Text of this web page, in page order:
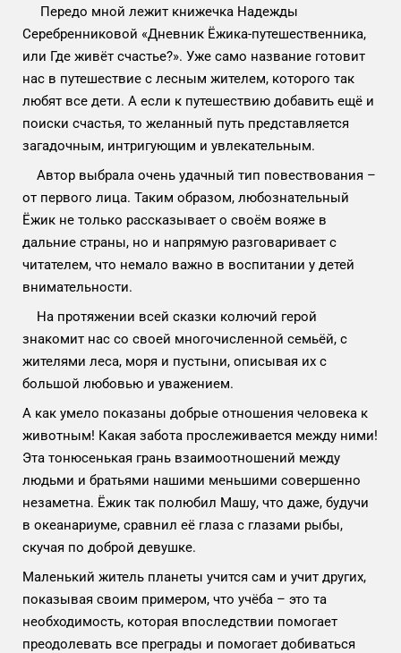
Передо мной лежит книжечка Надежды
Серебренниковой «Дневник Ёжика-путешественника,
или Где живёт счастье?». Уже само название готовит
нас в путешествие с лесным жителем, которого так
любят все дети. А если к путешествию добавить ещё и
поиски счастья, то желанный путь представляется
загадочным, интригующим и увлекательным.
Автор выбрала очень удачный тип повествования –
от первого лица. Таким образом, любознательный
Ёжик не только рассказывает о своём вояже в
дальние страны, но и напрямую разговаривает с
читателем, что немало важно в воспитании у детей
внимательности.
На протяжении всей сказки колючий герой
знакомит нас со своей многочисленной семьёй, с
жителями леса, моря и пустыни, описывая их с
большой любовью и уважением.
А как умело показаны добрые отношения человека к
животным! Какая забота прослеживается между ними!
Эта тонюсенькая грань взаимоотношений между
людьми и братьями нашими меньшими совершенно
незаметна. Ёжик так полюбил Машу, что даже, будучи
в океанариуме, сравнил её глаза с глазами рыбы,
скучая по доброй девушке.
Маленький житель планеты учится сам и учит других,
показывая своим примером, что учёба – это та
необходимость, которая впоследствии помогает
преодолевать все преграды и помогает добиваться